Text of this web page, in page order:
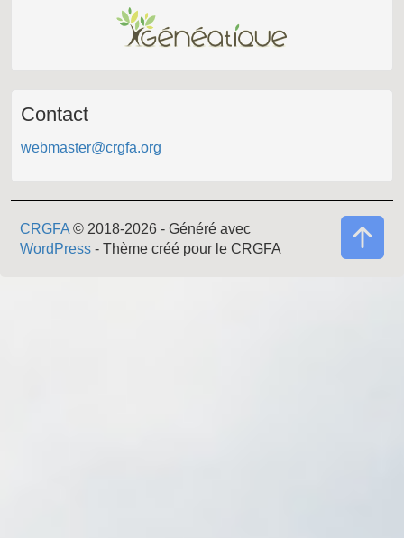
Contact
webmaster@crgfa.org
CRGFA © 2018-2026 - Généré avec
WordPress - Thème créé pour le CRGFA